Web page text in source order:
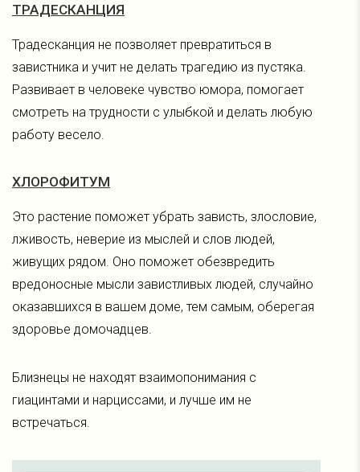
ТРАДЕСКАНЦИЯ
Традесканция не позволяет превратиться в
завистника и учит не делать трагедию из пустяка.
Развивает в человеке чувство юмора, помогает
смотреть на трудности с улыбкой и делать любую
работу весело.
ХЛОРОФИТУМ
Это растение поможет убрать зависть, злословие,
лживость, неверие из мыслей и слов людей,
живущих рядом. Оно поможет обезвредить
вредоносные мысли завистливых людей, случайно
оказавшихся в вашем доме, тем самым, оберегая
здоровье домочадцев.
Близнецы не находят взаимопонимания с
гиацинтами и нарциссами, и лучше им не
встречаться.